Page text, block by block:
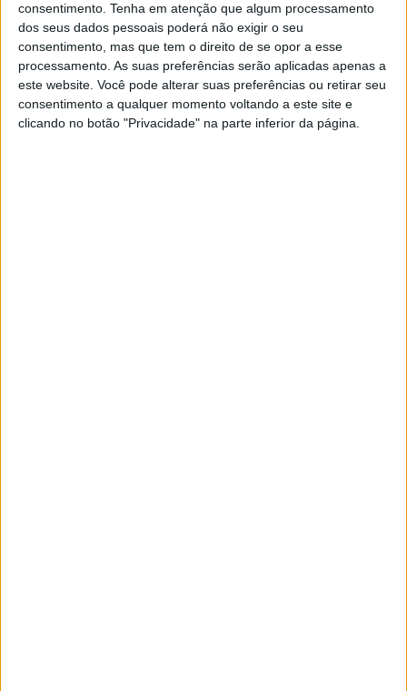
consentimento. Tenha em atenção que algum processamento
dos seus dados pessoais poderá não exigir o seu
consentimento, mas que tem o direito de se opor a esse
processamento. As suas preferências serão aplicadas apenas a
este website. Você pode alterar suas preferências ou retirar seu
consentimento a qualquer momento voltando a este site e
clicando no botão "Privacidade" na parte inferior da página.
– Um melhor arranque do que ontem. Correu tudo um
pouco melhor, mas não consegui puxar desde a primeira
volta até ao fim, com o mesmo tempo de volta no final da
corrida que no início. Era esse o limite hoje. Temos muitos
trabalhos de casa. Tentámos muitas coisas ontem e hoje,